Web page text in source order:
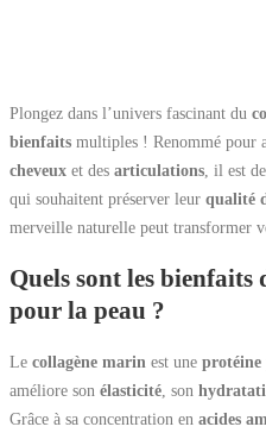
Plongez dans l’univers fascinant du
bienfaits multiples ! Renommé pour
cheveux et des articulations , il est
qui souhaitent préserver leur qualité
merveille naturelle peut transformer
Quels sont les
pour la peau ?
Le collagène marin est une protéine
améliore son élasticité , son
Grâce à sa concentration en acides